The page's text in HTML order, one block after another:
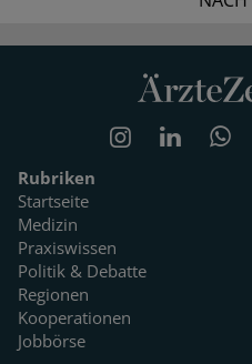
Rubriken
Startseite
Medizin
Praxiswissen
Politik & Debatte
Regionen
Kooperationen
Jobbörse